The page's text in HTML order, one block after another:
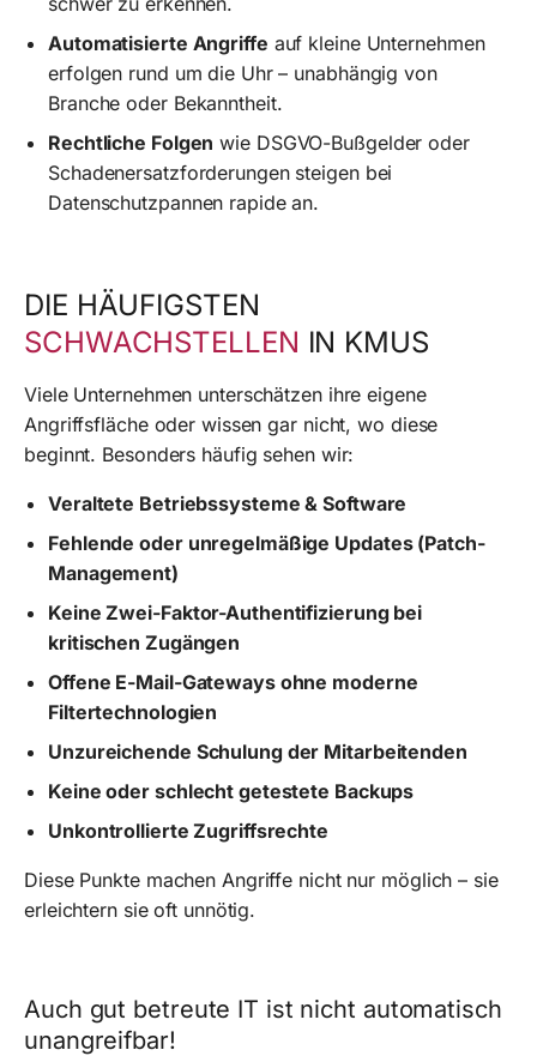
Automatisierte Angriffe auf kleine Unternehmen
erfolgen rund um die Uhr – unabhängig von
Branche oder Bekanntheit.
Rechtliche Folgen wie DSGVO-Bußgelder oder
Schadenersatzforderungen steigen bei
Datenschutzpannen rapide an.
DIE HÄUFIGSTEN
SCHWACHSTELLEN IN KMUS
Viele Unternehmen unterschätzen ihre eigene
Angriffsfläche oder wissen gar nicht, wo diese
beginnt. Besonders häufig sehen wir:
Veraltete Betriebssysteme & Software
Fehlende oder unregelmäßige Updates (Patch-
Management)
Keine Zwei-Faktor-Authentifizierung bei
kritischen Zugängen
Offene E-Mail-Gateways ohne moderne
Filtertechnologien
Unzureichende Schulung der Mitarbeitenden
Keine oder schlecht getestete Backups
Unkontrollierte Zugriffsrechte
Diese Punkte machen Angriffe nicht nur möglich – sie
erleichtern sie oft unnötig.
Auch gut betreute IT ist nicht automatisch
unangreifbar!